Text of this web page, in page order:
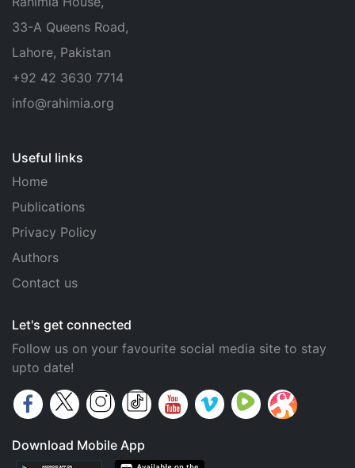
33-A Queens Road,
Lahore, Pakistan
+92 42 3630 7714
info@rahimia.org
Useful links
Home
Publications
Privacy Policy
Authors
Contact us
Let's get connected
Follow us on your favourite social media site to stay
upto date!
Download Mobile App